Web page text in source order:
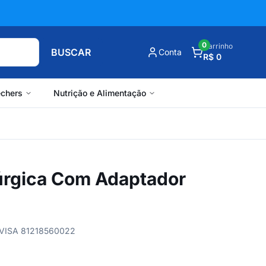
BUSCAR Conta
Carrinho
R$ 0
0
Nutrição e Alimentação
Com Adaptador
81218560022